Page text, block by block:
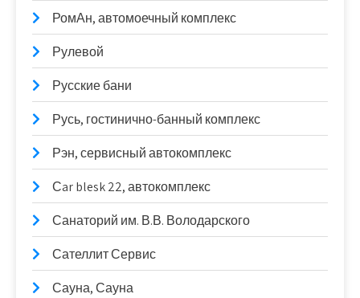
РомАн, автомоечный комплекс
Рулевой
Русские бани
Русь, гостинично-банный комплекс
Рэн, сервисный автокомплекс
Сar blesk 22, автокомплекс
Санаторий им. В.В. Володарского
Сателлит Сервис
Сауна, Сауна